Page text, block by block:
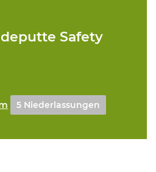
Safety
5 Niederlassungen